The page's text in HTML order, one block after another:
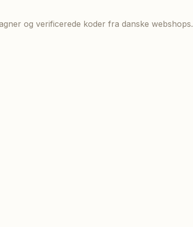
og verificerede koder fra danske webshops.